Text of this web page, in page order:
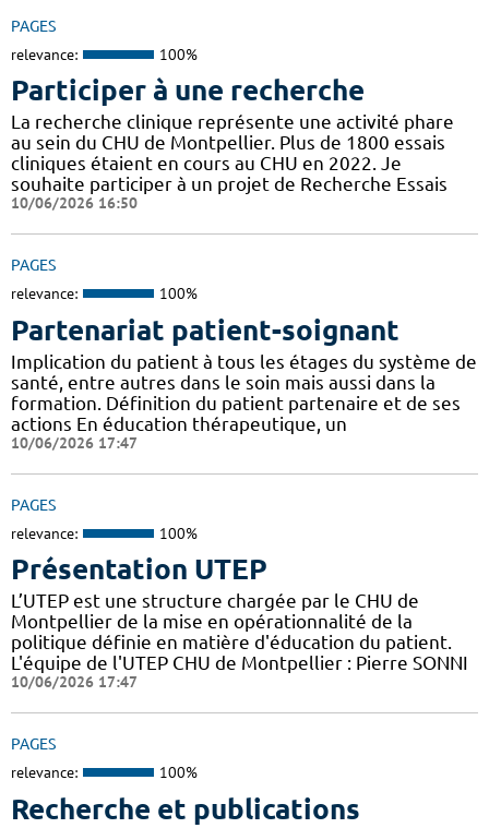
PAGES
relevance: 100%
Participer à une recherche
La recherche clinique représente une activité phare
au sein du CHU de Montpellier. Plus de 1800 essais
cliniques étaient en cours au CHU en 2022. Je
souhaite participer à un projet de Recherche Essais
10/06/2026 16:50
PAGES
relevance: 100%
Partenariat patient-soignant
Implication du patient à tous les étages du système de
santé, entre autres dans le soin mais aussi dans la
formation. Définition du patient partenaire et de ses
actions En éducation thérapeutique, un
10/06/2026 17:47
PAGES
relevance: 100%
Présentation UTEP
L’UTEP est une structure chargée par le CHU de
Montpellier de la mise en opérationnalité de la
politique définie en matière d'éducation du patient.
L'équipe de l'UTEP CHU de Montpellier : Pierre SONNI
10/06/2026 17:47
PAGES
relevance: 100%
Recherche et publications